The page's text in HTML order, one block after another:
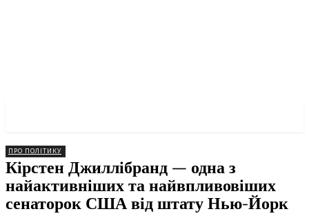
ПРО ПОЛІТИКУ
Кірстен Джиллібранд — одна з
найактивніших та найвпливовіших
сенаторок США від штату Нью-Йорк